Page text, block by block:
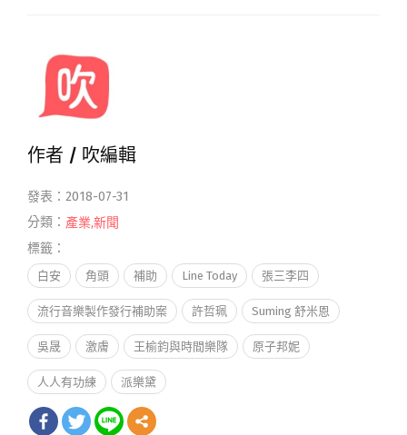
作者 / 吹編輯
發表：2018-07-31
分類： 產業,新聞
標籤：
白安 角頭 補助 Line Today 張三李四
流行音樂製作發行補助案 許哲珮 Suming 舒米恩
吳晟 激膚 王榆鈞與時間樂隊 原子邦妮
人人有功練 派樂黛